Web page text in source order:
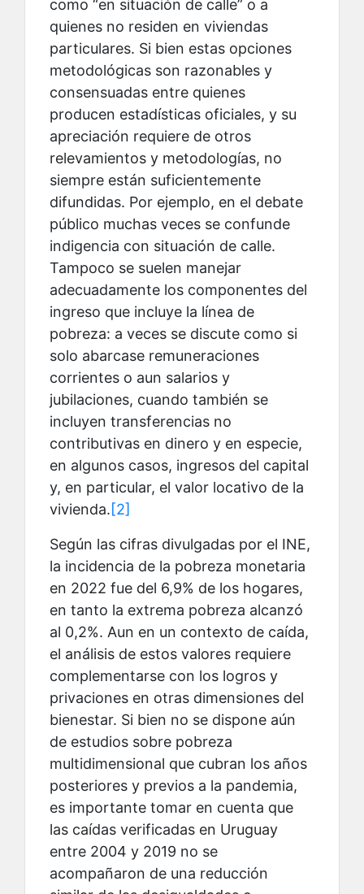
como “en situación de calle” o a
quienes no residen en viviendas
particulares. Si bien estas opciones
metodológicas son razonables y
consensuadas entre quienes
producen estadísticas oficiales, y su
apreciación requiere de otros
relevamientos y metodologías, no
siempre están suficientemente
difundidas. Por ejemplo, en el debate
público muchas veces se confunde
indigencia con situación de calle.
Tampoco se suelen manejar
adecuadamente los componentes del
ingreso que incluye la línea de
pobreza: a veces se discute como si
solo abarcase remuneraciones
corrientes o aun salarios y
jubilaciones, cuando también se
incluyen transferencias no
contributivas en dinero y en especie,
en algunos casos, ingresos del capital
y, en particular, el valor locativo de la
vivienda.[2]
Según las cifras divulgadas por el INE,
la incidencia de la pobreza monetaria
en 2022 fue del 6,9% de los hogares,
en tanto la extrema pobreza alcanzó
al 0,2%. Aun en un contexto de caída,
el análisis de estos valores requiere
complementarse con los logros y
privaciones en otras dimensiones del
bienestar. Si bien no se dispone aún
de estudios sobre pobreza
multidimensional que cubran los años
posteriores y previos a la pandemia,
es importante tomar en cuenta que
las caídas verificadas en Uruguay
entre 2004 y 2019 no se
acompañaron de una reducción